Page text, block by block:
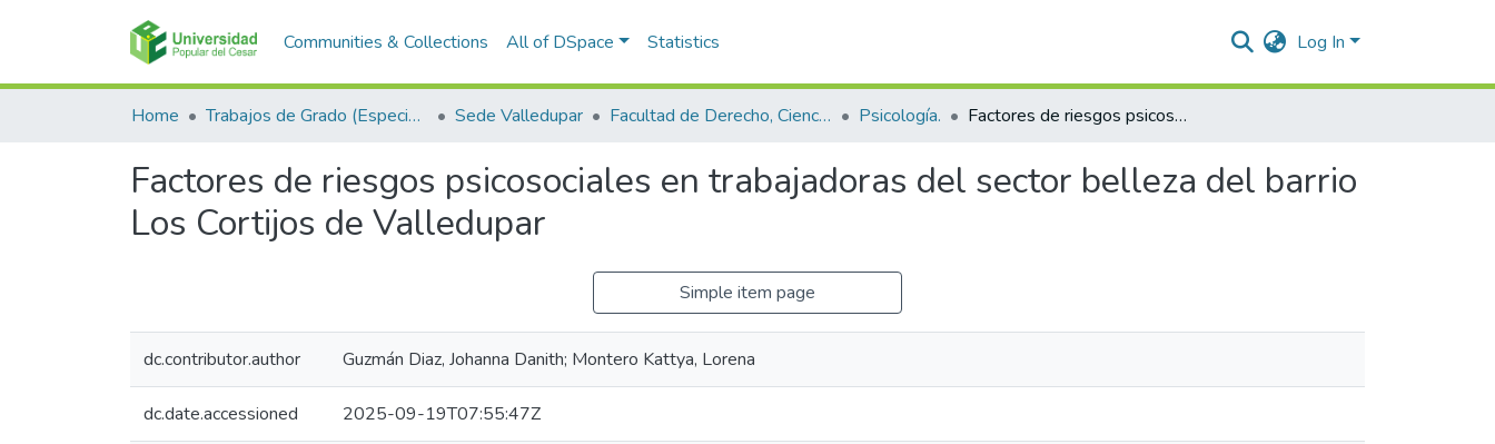
Communities & Collections All of DSpace Statistics Log In
Home Trabajos de Grado (Especializaciones y Pregrados) Sede Valledupar Facultad de Derecho, Ciencias Políticas y Sociales. Psicología. Factores de riesgos psicosociales en trabajadoras del sector belleza del barrio Los Cortijos de Valledupar
Factores de riesgos psicosociales en trabajadoras del sector belleza del barrio
Los Cortijos de Valledupar
Simple item page
dc.contributor.author Guzmán Diaz, Johanna Danith; Montero Kattya, Lorena
dc.date.accessioned 2025-09-19T07:55:47Z